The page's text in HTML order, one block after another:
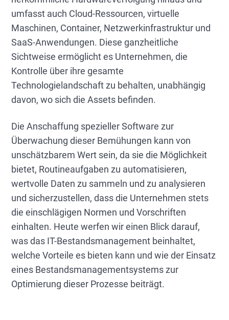
umfasst auch Cloud-Ressourcen, virtuelle
Maschinen, Container, Netzwerkinfrastruktur und
SaaS-Anwendungen. Diese ganzheitliche
Sichtweise ermöglicht es Unternehmen, die
Kontrolle über ihre gesamte
Technologielandschaft zu behalten, unabhängig
davon, wo sich die Assets befinden.
Die Anschaffung spezieller Software zur
Überwachung dieser Bemühungen kann von
unschätzbarem Wert sein, da sie die Möglichkeit
bietet, Routineaufgaben zu automatisieren,
wertvolle Daten zu sammeln und zu analysieren
und sicherzustellen, dass die Unternehmen stets
die einschlägigen Normen und Vorschriften
einhalten. Heute werfen wir einen Blick darauf,
was das IT-Bestandsmanagement beinhaltet,
welche Vorteile es bieten kann und wie der Einsatz
eines Bestandsmanagementsystems zur
Optimierung dieser Prozesse beiträgt.